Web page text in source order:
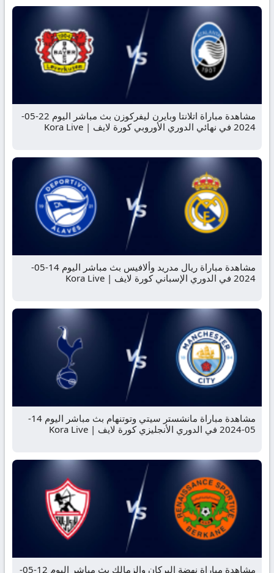
مشاهدة مباراة اتلانتا وبايرن ليفركوزن بث مباشر اليوم 22-05-
2024 في نهائي الدوري الأوروبي كورة لايف | Kora Live
مشاهدة مباراة ريال مدريد وألافيس بث مباشر اليوم 14-05-
2024 في الدوري الإسباني كورة لايف | Kora Live
مشاهدة مباراة مانشستر سيتي وتوتنهام بث مباشر اليوم 14-
05-2024 في الدوري الأنجليزي كورة لايف | Kora Live
مشاهدة مباراة نهضة البركان والزمالك بث مباشر اليوم 12-05-